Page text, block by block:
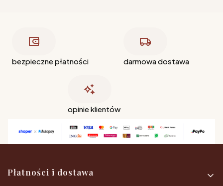
bezpieczne płatności darmowa dostawa
opinie klientów
Linki w stopce
Płatności i dostawa